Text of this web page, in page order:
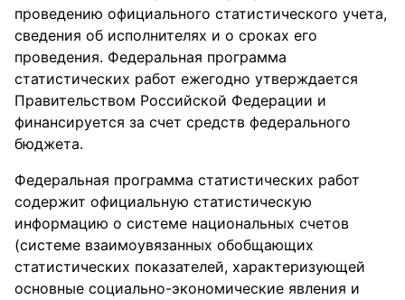
проведению официального статистического учета,
сведения об исполнителях и о сроках его
проведения. Федеральная программа
статистических работ ежегодно утверждается
Правительством Российской Федерации и
финансируется за счет средств федерального
бюджета.
Федеральная программа статистических работ
содержит официальную статистическую
информацию о системе национальных счетов
(системе взаимоувязанных обобщающих
статистических показателей, характеризующей
основные социально-экономические явления и